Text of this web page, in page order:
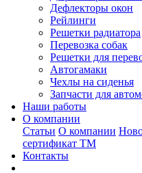
Дефлекторы окон
Рейлинги
Решетки радиатора
Перевозка собак
Решетки для
Автогамаки
Чехлы на сиденья
Запчасти для
Наши работы
О компании
Статьи О компании
сертификат ТМ
Контакты